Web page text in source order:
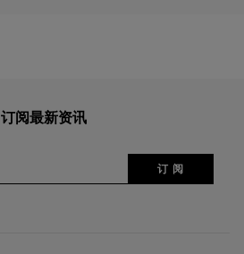
订阅最新资讯
订 阅